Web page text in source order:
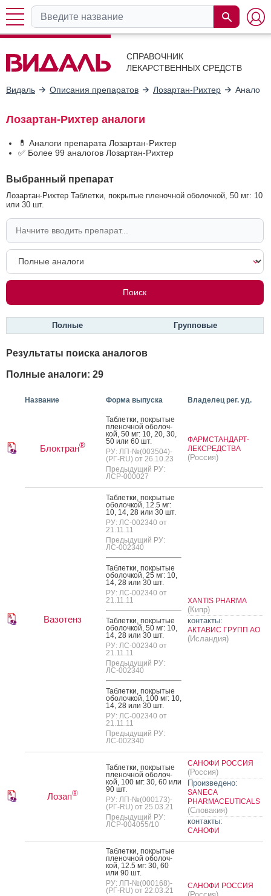
СПРАВОЧНИК
ЛЕКАРСТВЕННЫХ СРЕДСТВ
Видаль Описания препаратов Лозартан-Рихтер Аналоги
Лозартан-Рихтер аналоги
💊 Аналоги препарата Лозартан-Рихтер
✅ Более 99 аналогов Лозартан-Рихтер
Выбранный препарат
Лозартан-Рихтер Таблетки, покрытые пленочной оболочкой, 50 мг: 10
или 30 шт.
Полные Групповые
Результаты поиска аналогов
Полные аналоги: 29
Название Форма выпуска Владелец рег. уд.
Блоктран®
Таб­летки, пок­ры­тые
пле­ноч­ной обо­лоч­
кой, 50 мг: 10, 20, 30,
50 или 60 шт.
РУ: ЛП-№(003504)-
(РГ-RU) от 26.10.23
Предыдущий РУ:
ЛСР-000027
ФАРМСТАНДАРТ-
ЛЕКСРЕДСТВА
(Россия)
Вазотенз
Таб­летки, пок­ры­тые
обо­лоч­кой, 12.5 мг:
10, 14, 28 или 30 шт.
РУ: ЛС-002340 от
21.11.11
Предыдущий РУ:
ЛС-002340
Таб­летки, пок­ры­тые
обо­лоч­кой, 25 мг: 10,
14, 28 или 30 шт.
РУ: ЛС-002340 от
21.11.11
Таб­летки, пок­ры­тые
обо­лоч­кой, 50 мг: 10,
14, 28 или 30 шт.
РУ: ЛС-002340 от
21.11.11
Предыдущий РУ:
ЛС-002340
Таб­летки, пок­ры­тые
обо­лоч­кой, 100 мг: 10,
14, 28 или 30 шт.
РУ: ЛС-002340 от
21.11.11
Предыдущий РУ:
ЛС-002340
XANTIS PHARMA
(Кипр)
контакты:
АКТАВИС ГРУПП АО
(Исландия)
Лозап®
Таб­летки, пок­ры­тые
пле­ноч­ной обо­лоч­
кой, 100 мг: 30, 60 или
90 шт.
РУ: ЛП-№(000173)-
(РГ-RU) от 25.03.21
Предыдущий РУ:
ЛСР-004055/10
САНОФИ РОССИЯ
(Россия)
Произведено:
SANECA
PHARMACEUTICALS
(Словакия)
контакты:
САНОФИ
Таб­летки, пок­ры­тые
пле­ноч­ной обо­лоч­
кой, 12.5 мг: 30, 60
или 90 шт.
РУ: ЛП-№(000168)-
(РГ-RU) от 22.03.21
САНОФИ РОССИЯ